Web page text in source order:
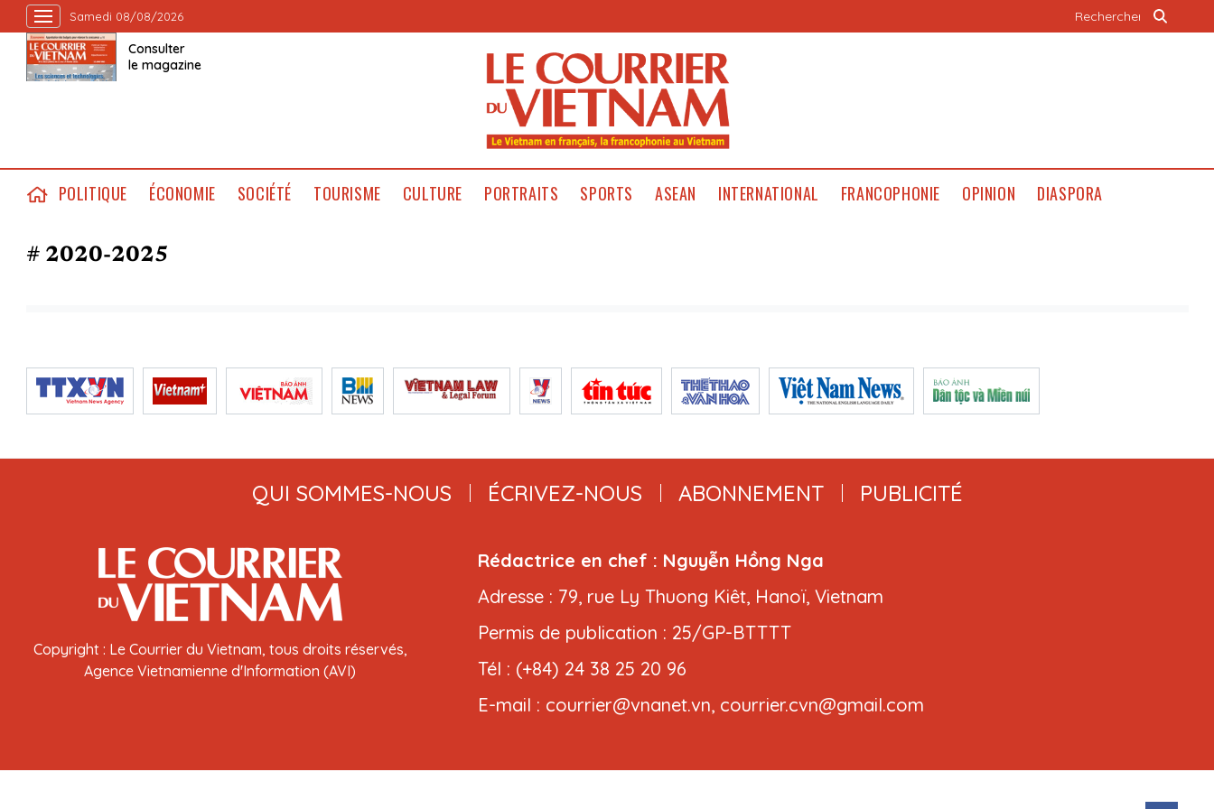
Samedi 08/08/2026
Consulter
le magazine
POLITIQUE ÉCONOMIE SOCIÉTÉ TOURISME CULTURE PORTRAITS SPORTS ASEAN INTERNATIONAL FRANCOPHONIE OPINION DIASPORA
# 2020-2025
QUI SOMMES-NOUS ÉCRIVEZ-NOUS ABONNEMENT PUBLICITÉ
Copyright : Le Courrier du Vietnam, tous droits réservés,
Agence Vietnamienne d'Information (AVI)
Rédactrice en chef : Nguyễn Hồng Nga
Adresse : 79, rue Ly Thuong Kiêt, Hanoï, Vietnam
Permis de publication : 25/GP-BTTTT
Tél : (+84) 24 38 25 20 96
E-mail : courrier@vnanet.vn, courrier.cvn@gmail.com